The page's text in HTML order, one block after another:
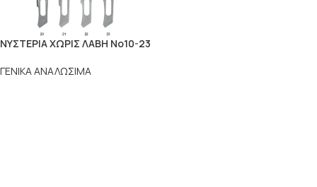
ΝΥΣΤΕΡΙΑ ΧΩΡΙΣ ΛΑΒΗ Νο10-23
ΓΕΝΙΚΑ ΑΝΑΛΩΣΙΜΑ